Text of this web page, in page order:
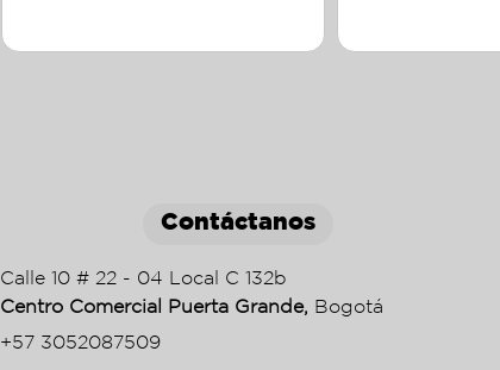
Contáctanos
Calle 10 # 22 - 04 Local C 132b
Centro Comercial Puerta Grande, Bogotá
+57 3052087509